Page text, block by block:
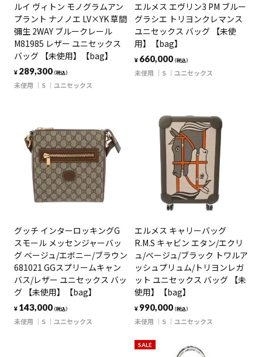
ルイ ヴィトン モノグラムアン
プラント ナノノエ LV×YK 草間
彌生 2WAY ブルークレール
M81985 レザー ユニセックス
バッグ 【未使用】【bag】
¥ 289,300（税込）
未使用 S ユニセックス
エルメス エヴリン3 PM ブルー
グラシエ トリヨンクレマンス
ユニセックス バッグ 【未使
用】【bag】
¥ 660,000（税込）
未使用 S ユニセックス
グッチ インターロッキングG
スモール メッセンジャーバッ
グ ベージュ/エボニー/ブラウン
681021 GGスプリームキャン
バス/レザー ユニセックス バッ
グ 【未使用】【bag】
¥ 143,000（税込）
未使用 S ユニセックス
エルメス キャリーバッグ
R.M.S キャビン エタン/エクリ
ュ/ベージュ/ブラック トワルア
ッシュプリュム/トリヨンレガ
ット ユニセックス バッグ 【未
使用】【bag】
¥ 990,000（税込）
未使用 S ユニセックス
SALE